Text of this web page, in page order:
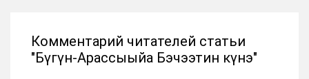
Комментарий читателей статьи
"Бүгүн-Арассыыйа Бэчээтин күнэ"